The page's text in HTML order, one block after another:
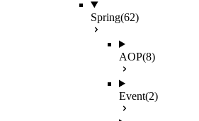
Spring(62)
AOP(8)
Event(2)